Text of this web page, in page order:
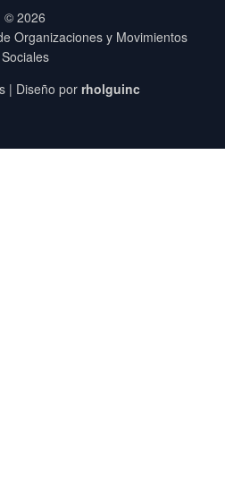
© 2026
Organizaciones y Movimientos
Sociales
| Diseño por rholguinc